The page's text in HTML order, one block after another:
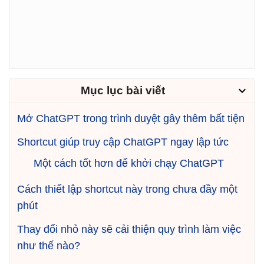
Mục lục bài viết
Mở ChatGPT trong trình duyệt gây thêm bất tiện
Shortcut giúp truy cập ChatGPT ngay lập tức
Một cách tốt hơn để khởi chạy ChatGPT
Cách thiết lập shortcut này trong chưa đầy một
phút
Thay đổi nhỏ này sẽ cải thiện quy trình làm việc
như thế nào?